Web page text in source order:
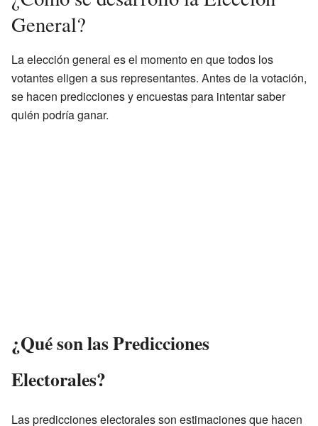
General?
La elección general es el momento en que todos los
votantes eligen a sus representantes. Antes de la votación,
se hacen predicciones y encuestas para intentar saber
quién podría ganar.
¿Qué son las Predicciones
Electorales?
Las predicciones electorales son estimaciones que hacen